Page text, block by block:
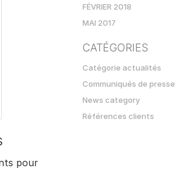
pour
FÉVRIER 2018
MAI 2017
CATÉGORIES
Catégorie actualités
Communiqués de presse
News category
Références clients